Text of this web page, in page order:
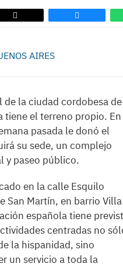
AIRES
de la ciudad cordobesa de
tiene el terreno propio. En
pasada le donó el
su sede, un complejo
y paseo público.
en la calle Esquilo
San Martín, en barrio Villa
española tiene
centradas no
la hispanidad, sino
un servicio a toda la